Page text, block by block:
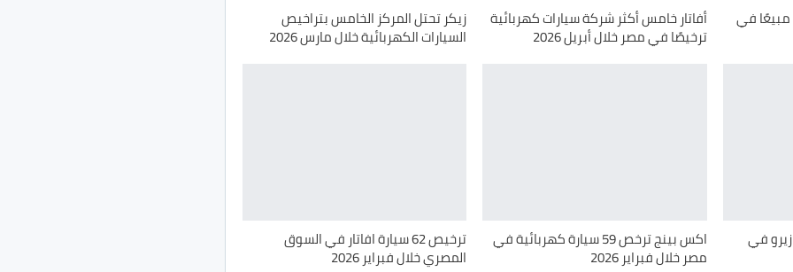
مبيعًا في أفاتار خامس أكثر شركة سيارات كهربائية
ترخيصًا في مصر خلال أبريل 2026
زيكر تحتل المركز الخامس بتراخيص
السيارات الكهربائية خلال مارس 2026
زيرو في اكس بينج ترخص 59 سيارة كهربائية في
مصر خلال فبراير 2026
ترخيص 62 سيارة افاتار في السوق
المصري خلال فبراير 2026